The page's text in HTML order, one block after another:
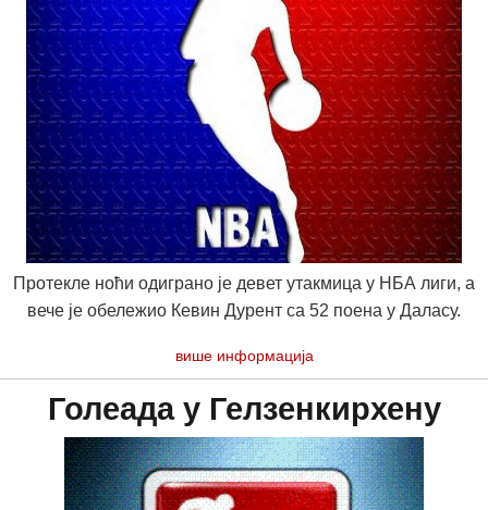
Протекле ноћи одиграно је девет утакмица у НБА лиги, а
вече је обележио Кевин Дурент са 52 поена у Даласу.
више информација
Голеада у Гелзенкирхену